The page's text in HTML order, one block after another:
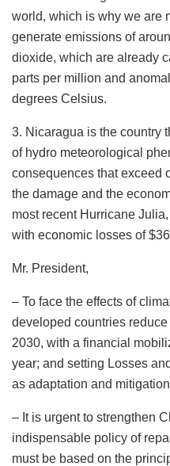
world, which is why we are
generate emissions of
dioxide, which are already
parts per million and
degrees Celsius.
3. Nicaragua is the country
of hydro meteorological
consequences that exceed
the damage and the
most recent Hurricane
with economic losses of
Mr. President,
– To face the effects of
developed countries
2030, with a financial
year; and setting Losses
as adaptation and
– It is urgent to strengthen
indispensable policy of
must be based on the